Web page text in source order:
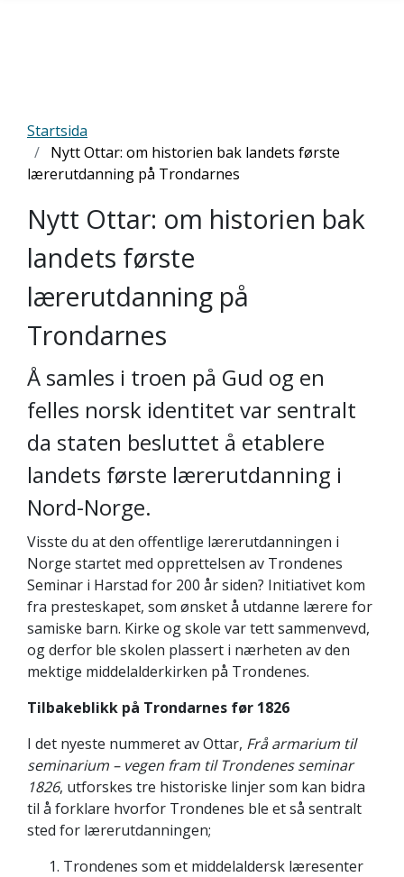
Startsida
Nytt Ottar: om historien bak landets første
lærerutdanning på Trondarnes
Nytt Ottar: om historien bak
landets første
lærerutdanning på
Trondarnes
Å samles i troen på Gud og en
felles norsk identitet var sentralt
da staten besluttet å etablere
landets første lærerutdanning i
Nord-Norge.
Visste du at den offentlige lærerutdanningen i
Norge startet med opprettelsen av Trondenes
Seminar i Harstad for 200 år siden? Initiativet kom
fra presteskapet, som ønsket å utdanne lærere for
samiske barn. Kirke og skole var tett sammenvevd,
og derfor ble skolen plassert i nærheten av den
mektige middelalderkirken på Trondenes.
Tilbakeblikk på Trondarnes før 1826
I det nyeste nummeret av Ottar, Frå armarium til
seminarium – vegen fram til Trondenes seminar
1826, utforskes tre historiske linjer som kan bidra
til å forklare hvorfor Trondenes ble et så sentralt
sted for lærerutdanningen;
Trondenes som et middelaldersk læresenter